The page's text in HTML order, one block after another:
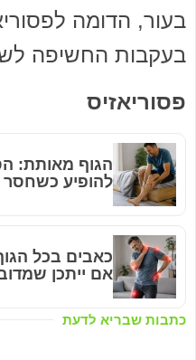
בעור, הדומה
בעקבות החשיפה
פסוריאזיס
כתבות שבריא לדעת
הגוף מאותת:
להופיע כשחסר
כאבים בכל
אם ייתכן